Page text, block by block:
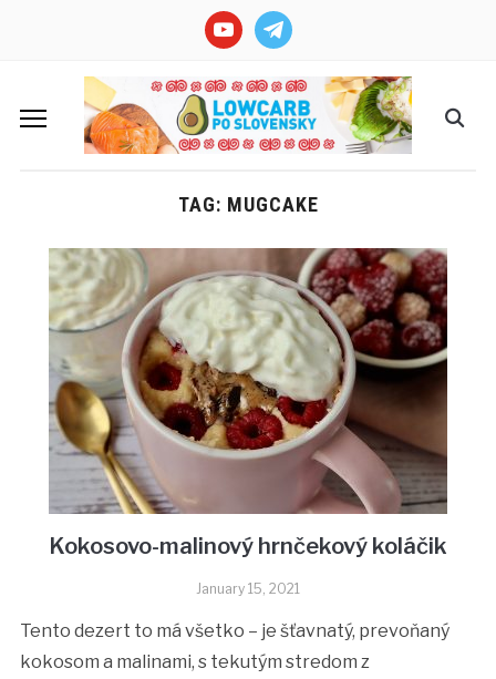
youtubetelegram
TAG: MUGCAKE
Kokosovo-malinový hrnčekový koláčik
January 15, 2021
Tento dezert to má všetko – je šťavnatý, prevoňaný
kokosom a malinami, s tekutým stredom z